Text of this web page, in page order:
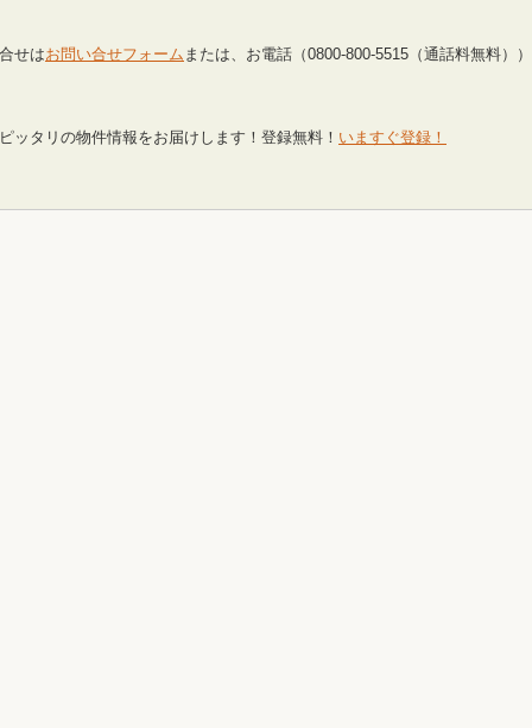
せはお問い合せフォーム または、お電話（0800-800-5515（通話料無料）
タリの物件情報をお届けします！登録無料！ いますぐ登録！